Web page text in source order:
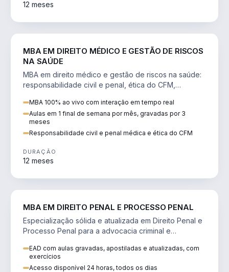
12 meses
MBA EM DIREITO MÉDICO E GESTÃO DE RISCOS
NA SAÚDE
MBA em direito médico e gestão de riscos na saúde:
responsabilidade civil e penal, ética do CFM,
MBA 100% ao vivo com interação em tempo real
Aulas em 1 final de semana por mês, gravadas por 3
meses
Responsabilidade civil e penal médica e ética do CFM
DURAÇÃO
12 meses
MBA EM DIREITO PENAL E PROCESSO PENAL
Especialização sólida e atualizada em Direito Penal e
Processo Penal para a advocacia criminal e
EAD com aulas gravadas, apostiladas e atualizadas, com
exercícios
Acesso disponível 24 horas, todos os dias